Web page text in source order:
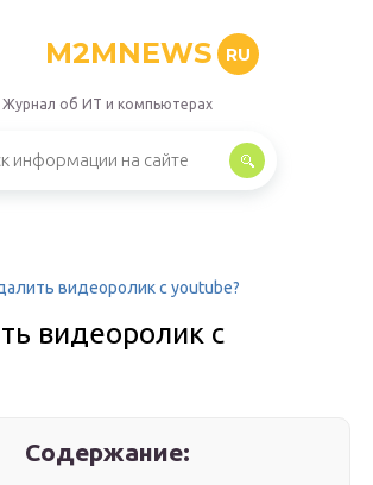
M2MNEWS RU
Журнал об ИТ и компьютерах
видеоролик с youtube?
видеоролик с
Содержание: